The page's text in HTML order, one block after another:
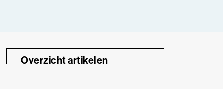
Overzicht artikelen